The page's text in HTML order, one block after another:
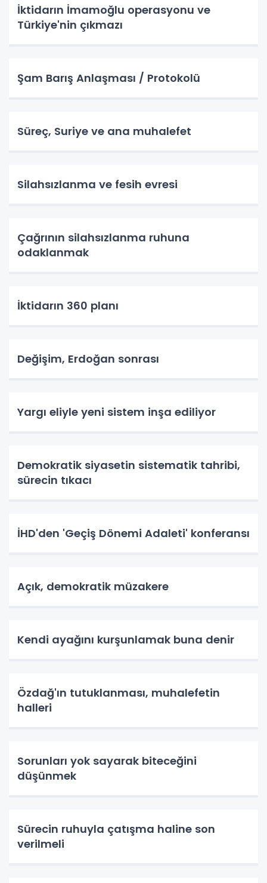
İktidarın İmamoğlu operasyonu ve
Türkiye'nin çıkmazı
Şam Barış Anlaşması / Protokolü
Süreç, Suriye ve ana muhalefet
Silahsızlanma ve fesih evresi
Çağrının silahsızlanma ruhuna
odaklanmak
İktidarın 360 planı
Değişim, Erdoğan sonrası
Yargı eliyle yeni sistem inşa ediliyor
Demokratik siyasetin sistematik tahribi,
sürecin tıkacı
İHD'den 'Geçiş Dönemi Adaleti' konferansı
Açık, demokratik müzakere
Kendi ayağını kurşunlamak buna denir
Özdağ'ın tutuklanması, muhalefetin
halleri
Sorunları yok sayarak biteceğini
düşünmek
Sürecin ruhuyla çatışma haline son
verilmeli